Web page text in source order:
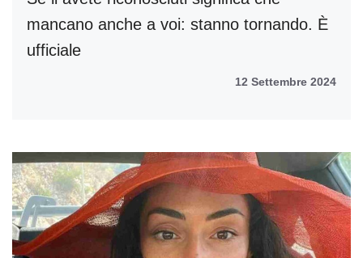
mancano anche a voi: stanno tornando. È
ufficiale
12 Settembre 2024